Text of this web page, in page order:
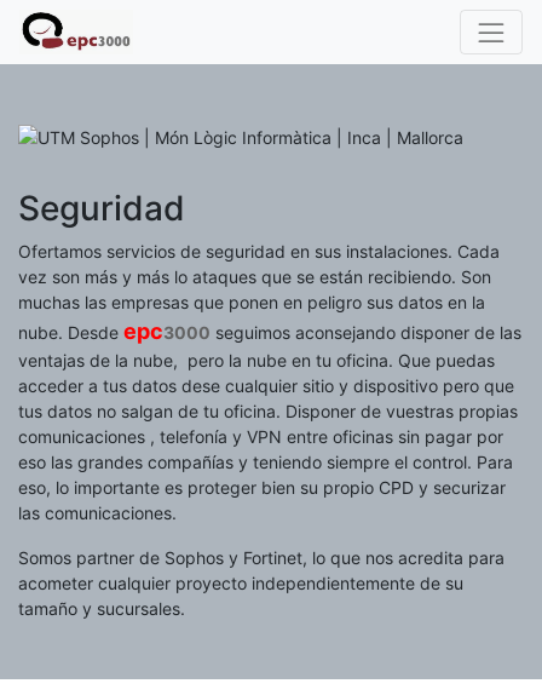
Seguridad
Ofertamos servicios de seguridad en sus instalaciones. Cada
vez son más y más lo ataques que se están recibiendo. Son
muchas las empresas que ponen en peligro sus datos en la
nube. Desde epc3000 seguimos aconsejando disponer de las
ventajas de la nube, pero la nube en tu oficina. Que puedas
acceder a tus datos dese cualquier sitio y dispositivo pero que
tus datos no salgan de tu oficina. Disponer de vuestras propias
comunicaciones , telefonía y VPN entre oficinas sin pagar por
eso las grandes compañías y teniendo siempre el control. Para
eso, lo importante es proteger bien su propio CPD y securizar
las comunicaciones.
Somos partner de Sophos y Fortinet, lo que nos acredita para
acometer cualquier proyecto independientemente de su
tamaño y sucursales.